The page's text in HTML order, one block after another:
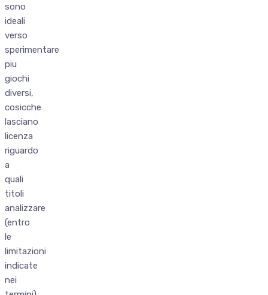
sono
ideali
verso
sperimentare
piu
giochi
diversi,
cosicche
lasciano
licenza
riguardo
a
quali
titoli
analizzare
(entro
le
limitazioni
indicate
nei